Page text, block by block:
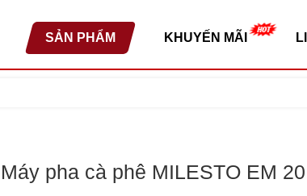
SẢN PHẨM KHUYẾN MÃI
Máy pha cà phê MILESTO EM 20